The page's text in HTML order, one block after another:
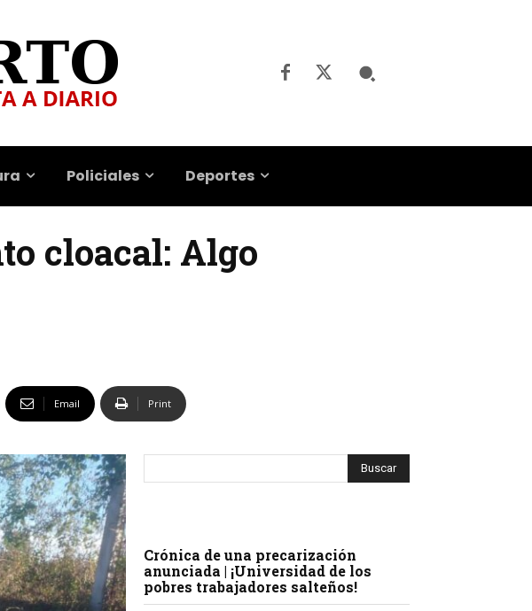
Policiales Deportes
cloacal: Algo
Email Print
Crónica de una precarización
anunciada | ¡Universidad de los
pobres trabajadores salteños!